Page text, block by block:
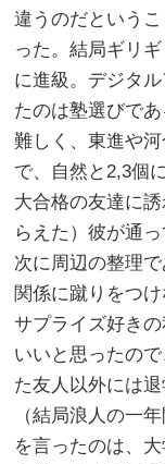
違うのだという
った。結局ギリ
に進級。デジタ
たのは塾選びで
難しく、東進や
で、自然と2,3個
大合格の友達に
らえた）彼が通
次に周辺の整理
関係に蹴りをつ
サプライズ好き
いいと思ったの
た友人以外には
（結局浪人の一
を言ったのは、